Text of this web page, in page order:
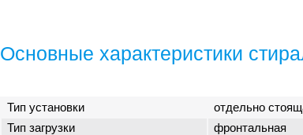
Основные характеристики
Тип установки
отдельно
Тип загрузки
фронтальная